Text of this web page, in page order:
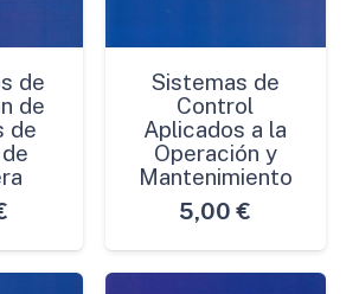
de
de
de
Sistemas de
Control
Aplicados a la
Operación y
Mantenimiento
5,00 €